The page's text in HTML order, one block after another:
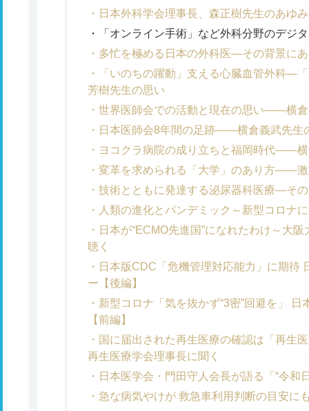
日本外科学会理事長、森正樹先生のあゆ
「オンライン手術」など外科分野のデジ
多忙を極める日本の外科医―その背景に
「いのちの躍動」支える心臓血管外科―
芳樹先生の思い
世界医師会での活動と現在の思い――横
日本医師会8年間の足跡――横倉義武先生
ヨコクラ病院の成り立ちと福岡時代――
変革を求められる「大学」のあり方――
技術とともに発達する泌尿器科医療―そ
人類の進化とパンデミック～新型コロナ
日本が“ECMO先進国”になれたわけ～大
聴く
日本版CDC「危機管理対応能力」に期待
ー【後編】
新型コロナ「気を抜かず“3密”回避を」
【前編】
国に届出された再生医療の確認は「再生
再生医療学会理事長に聞く
日本医学会・門田守人会長が語る「“令和
急な病気やけが 救急車利用判断の目安に